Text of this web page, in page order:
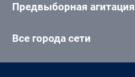
Предвыборная агитация
Все города сети